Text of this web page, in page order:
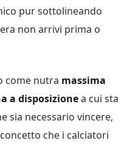
pur sottolineando
non arrivi prima o
come nutra massima
a disposizionea cui sta
sia necessario vincere,
che i calciatori